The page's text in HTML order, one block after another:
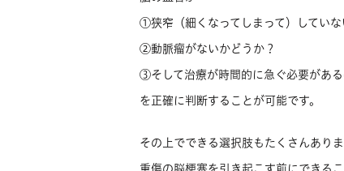
①狭窄（細くなってしまって）していな
②動脈瘤がないかどうか？
③そして治療が時間的に急ぐ必要がある
を正確に判断することが可能です。
その上でできる選択肢もたくさんありま
重傷の脳梗塞を引き起こす前にできる